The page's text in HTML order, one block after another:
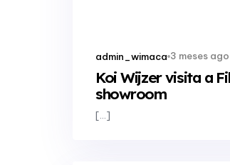
admin_wimaca 3 meses ago
Koi Wijzer visita a
showroom
[…]